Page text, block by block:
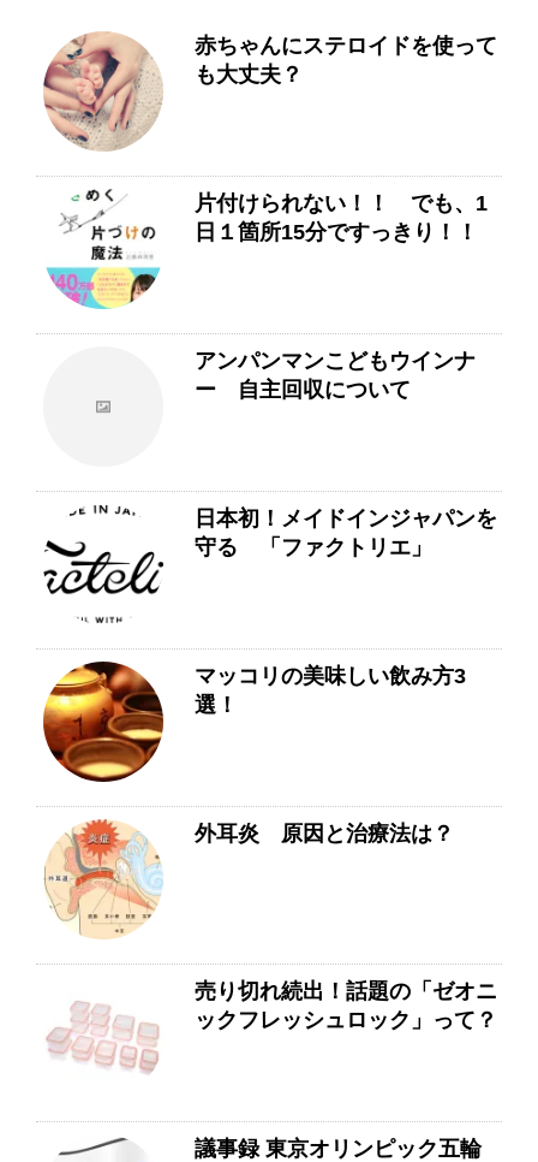
赤ちゃんにステロイドを使って
も大丈夫？
片付けられない！！ でも、1
日１箇所15分ですっきり！！
アンパンマンこどもウインナ
ー 自主回収について
日本初！メイドインジャパンを
守る 「ファクトリエ」
マッコリの美味しい飲み方3
選！
外耳炎 原因と治療法は？
売り切れ続出！話題の「ゼオニ
ックフレッシュロック」って？
議事録 東京オリンピック五輪